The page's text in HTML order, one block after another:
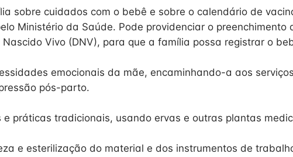
sobre cuidados com o bebê e sobre o calendário de
Ministério da Saúde. Pode providenciar o preenchimento
Vivo (DNV), para que a família possa registrar o
emocionais da mãe, encaminhando-a aos
pós-parto.
e práticas tradicionais, usando ervas e outras plantas
e esterilização do material e dos instrumentos de